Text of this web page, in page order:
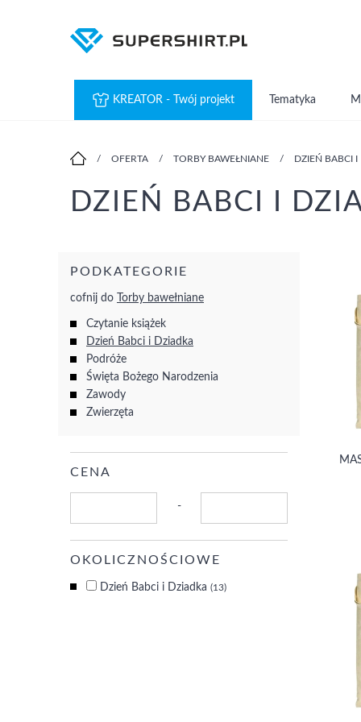
KREATOR - Twój projekt Tematyka
/ OFERTA / TORBY BAWEŁNIANE / DZIEŃ BABCI
DZIEŃ BABCI I
PODKATEGORIE
cofnij do Torby bawełniane
Czytanie książek
Dzień Babci i Dziadka
Podróże
Święta Bożego Narodzenia
Zawody
Zwierzęta
CENA
-
OKOLICZNOŚCIOWE
Dzień Babci i Dziadka (13)